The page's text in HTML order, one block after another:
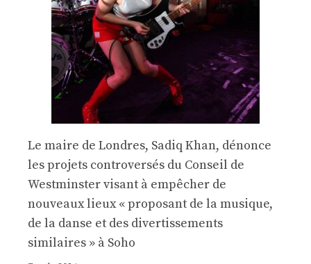
Le maire de Londres, Sadiq Khan, dénonce
les projets controversés du Conseil de
Westminster visant à empêcher de
nouveaux lieux « proposant de la musique,
de la danse et des divertissements
similaires » à Soho